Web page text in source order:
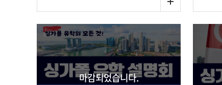
마감되었습니다.